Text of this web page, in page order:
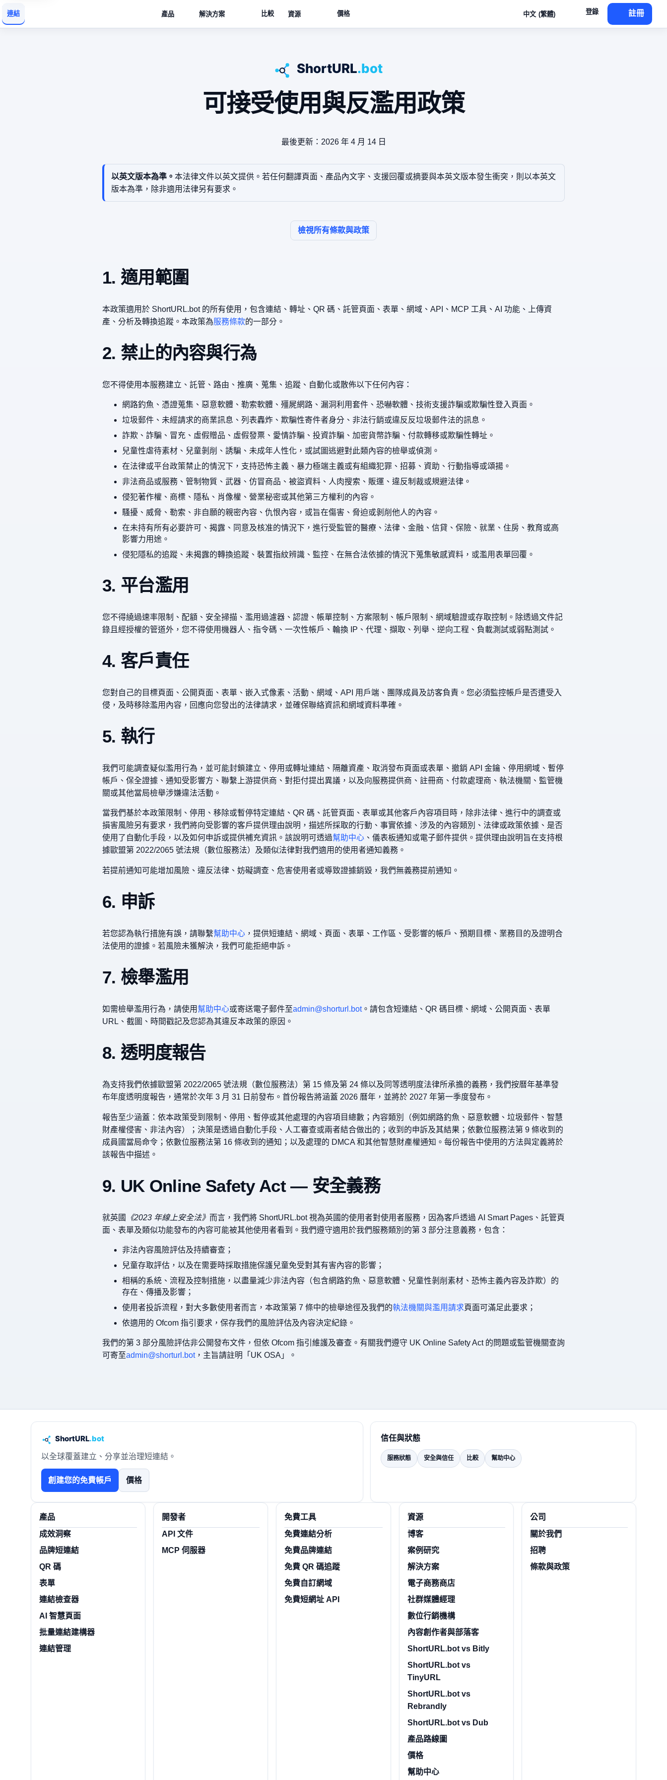
連結 產品 解決方案 比較 資源 價格 中文 (繁體) 登錄 註冊
可接受使用與反濫用政策
最後更新：2026 年 4 月 14 日
以英文版本為準。 本法律文件以英文提供。若任何翻譯頁面、產品內文字、支援回覆或摘要與本英文版本發生衝突，則以本英文
版本為準，除非適用法律另有要求。
檢視所有條款與政策
1. 適用範圍
本政策適用於 ShortURL.bot 的所有使用，包含連結、轉址、QR 碼、託管頁面、表單、網域、API、MCP 工具、AI 功能、上傳資
產、分析及轉換追蹤。本政策為服務條款的一部分。
2. 禁止的內容與行為
您不得使用本服務建立、託管、路由、推廣、蒐集、追蹤、自動化或散佈以下任何內容：
網路釣魚、憑證蒐集、惡意軟體、勒索軟體、殭屍網路、漏洞利用套件、恐嚇軟體、技術支援詐騙或欺騙性登入頁面。
垃圾郵件、未經請求的商業訊息、列表轟炸、欺騙性寄件者身分、非法行銷或違反反垃圾郵件法的訊息。
詐欺、詐騙、冒充、虛假贈品、虛假發票、愛情詐騙、投資詐騙、加密貨幣詐騙、付款轉移或欺騙性轉址。
兒童性虐待素材、兒童剝削、誘騙、未成年人性化，或試圖逃避對此類內容的檢舉或偵測。
在法律或平台政策禁止的情況下，支持恐怖主義、暴力極端主義或有組織犯罪、招募、資助、行動指導或頌揚。
非法商品或服務、管制物質、武器、仿冒商品、被盜資料、人肉搜索、販運、違反制裁或規避法律。
侵犯著作權、商標、隱私、肖像權、營業秘密或其他第三方權利的內容。
騷擾、威脅、勒索、非自願的親密內容、仇恨內容，或旨在傷害、脅迫或剝削他人的內容。
在未持有所有必要許可、揭露、同意及核准的情況下，進行受監管的醫療、法律、金融、信貸、保險、就業、住房、教育或高
影響力用途。
侵犯隱私的追蹤、未揭露的轉換追蹤、裝置指紋辨識、監控、在無合法依據的情況下蒐集敏感資料，或濫用表單回覆。
3. 平台濫用
您不得繞過速率限制、配額、安全掃描、濫用過濾器、認證、帳單控制、方案限制、帳戶限制、網域驗證或存取控制。除透過文件記
錄且經授權的管道外，您不得使用機器人、指令碼、一次性帳戶、輪換 IP、代理、擷取、列舉、逆向工程、負載測試或弱點測試。
4. 客戶責任
您對自己的目標頁面、公開頁面、表單、嵌入式像素、活動、網域、API 用戶端、團隊成員及訪客負責。您必須監控帳戶是否遭受入
侵，及時移除濫用內容，回應向您發出的法律請求，並確保聯絡資訊和網域資料準確。
5. 執行
我們可能調查疑似濫用行為，並可能封鎖建立、停用或轉址連結、隔離資產、取消發布頁面或表單、撤銷 API 金鑰、停用網域、暫停
帳戶、保全證據、通知受影響方、聯繫上游提供商、對拒付提出異議，以及向服務提供商、註冊商、付款處理商、執法機關、監管機
關或其他當局檢舉涉嫌違法活動。
當我們基於本政策限制、停用、移除或暫停特定連結、QR 碼、託管頁面、表單或其他客戶內容項目時，除非法律、進行中的調查或
損害風險另有要求，我們將向受影響的客戶提供理由說明，描述所採取的行動、事實依據、涉及的內容類別、法律或政策依據、是否
使用了自動化手段，以及如何申訴或提供補充資訊。該說明可透過幫助中心 、儀表板通知或電子郵件提供。提供理由說明旨在支持根
據歐盟第 2022/2065 號法規（數位服務法）及類似法律對我們適用的使用者通知義務。
若提前通知可能增加風險、違反法律、妨礙調查、危害使用者或導致證據銷毀，我們無義務提前通知。
6. 申訴
若您認為執行措施有誤，請聯繫幫助中心 ，提供短連結、網域、頁面、表單、工作區、受影響的帳戶、預期目標、業務目的及證明合
法使用的證據。若風險未獲解決，我們可能拒絕申訴。
7. 檢舉濫用
如需檢舉濫用行為，請使用 幫助中心或寄送電子郵件至admin@shorturl.bot。請包含短連結、QR 碼目標、網域、公開頁面、表單
URL、截圖、時間戳記及您認為其違反本政策的原因。
8. 透明度報告
為支持我們依據歐盟第 2022/2065 號法規（數位服務法）第 15 條及第 24 條以及同等透明度法律所承擔的義務，我們按曆年基準發
布年度透明度報告，通常於次年 3 月 31 日前發布。首份報告將涵蓋 2026 曆年，並將於 2027 年第一季度發布。
報告至少涵蓋：依本政策受到限制、停用、暫停或其他處理的內容項目總數；內容類別（例如網路釣魚、惡意軟體、垃圾郵件、智慧
財產權侵害、非法內容）；決策是透過自動化手段、人工審查或兩者結合做出的；收到的申訴及其結果；依數位服務法第 9 條收到的
成員國當局命令；依數位服務法第 16 條收到的通知；以及處理的 DMCA 和其他智慧財產權通知。每份報告中使用的方法與定義將於
該報告中描述。
9. UK Online Safety Act — 安全義務
就英國 《2023 年線上安全法》 而言，我們將 ShortURL.bot 視為英國的使用者對使用者服務，因為客戶透過 AI Smart Pages、託管頁
面、表單及類似功能發布的內容可能被其他使用者看到。我們遵守適用於我們服務類別的第 3 部分注意義務，包含：
非法內容風險評估及持續審查；
兒童存取評估，以及在需要時採取措施保護兒童免受對其有害內容的影響；
相稱的系統、流程及控制措施，以盡量減少非法內容（包含網路釣魚、惡意軟體、兒童性剝削素材、恐怖主義內容及詐欺）的
存在、傳播及影響；
使用者投訴流程，對大多數使用者而言，本政策第 7 條中的檢舉途徑及我們的執法機關與濫用請求頁面可滿足此要求；
依適用的 Ofcom 指引要求，保存我們的風險評估及內容決定紀錄。
我們的第 3 部分風險評估非公開發布文件，但依 Ofcom 指引維護及審查。有關我們遵守 UK Online Safety Act 的問題或監管機關查詢
可寄至admin@shorturl.bot，主旨請註明「UK OSA」。
以全球覆蓋建立、分享並治理短連結。
創建您的免費帳戶 價格
信任與狀態
服務狀態 安全與信任 比較 幫助中心
產品
成效洞察
品牌短連結
QR 碼
表單
連結檢查器
AI 智慧頁面
批量連結建構器
連結管理
開發者
API 文件
MCP 伺服器
免費工具
免費連結分析
免費品牌連結
免費 QR 碼追蹤
免費自訂網域
免費短網址 API
資源
博客
案例研究
解決方案
電子商務商店
社群媒體經理
數位行銷機構
內容創作者與部落客
ShortURL.bot vs Bitly
ShortURL.bot vs
TinyURL
ShortURL.bot vs
Rebrandly
ShortURL.bot vs Dub
產品路線圖
價格
幫助中心
公司
關於我們
招聘
條款與政策